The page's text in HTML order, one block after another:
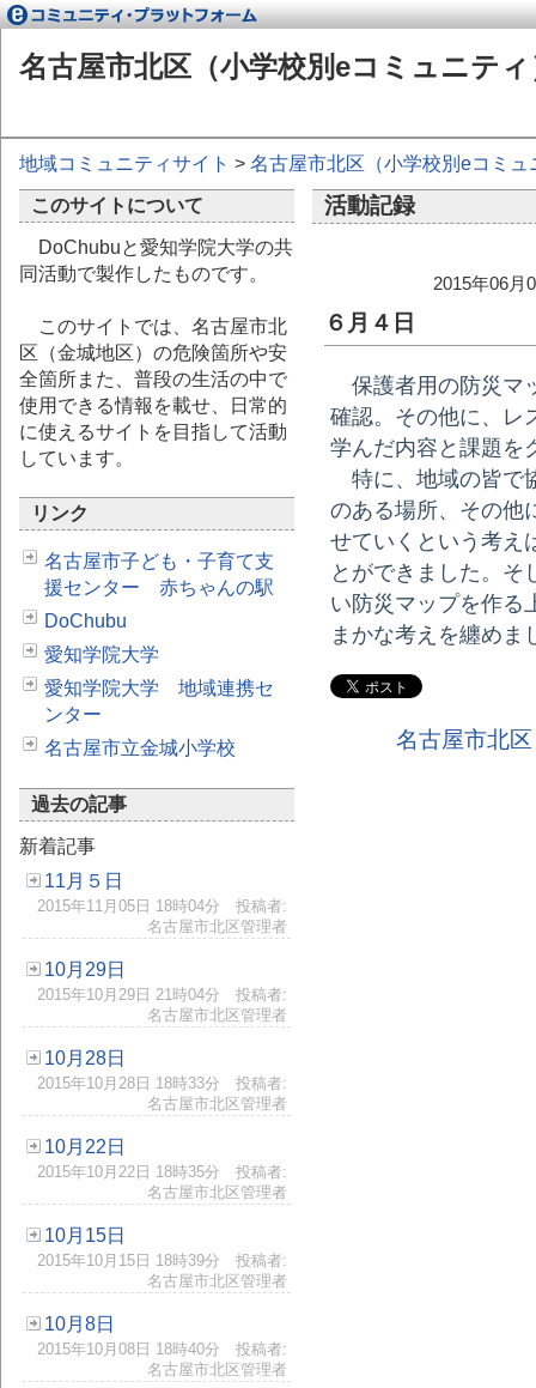
名古屋市北区（小学校別eコミュニティ
地域コミュニティサイト > 名古屋市北区（小学校別eコミュ
このサイトについて
DoChubuと愛知学院大学の共
同活動で製作したものです。
このサイトでは、名古屋市北
区（金城地区）の危険箇所や安
全箇所また、普段の生活の中で
使用できる情報を載せ、日常的
に使えるサイトを目指して活動
しています。
リンク
名古屋市子ども・子育て支
援センター 赤ちゃんの駅
DoChubu
愛知学院大学
愛知学院大学 地域連携セ
ンター
名古屋市立金城小学校
過去の記事
新着記事
11月５日
2015年11月05日 18時04分 投稿者:
名古屋市北区管理者
10月29日
2015年10月29日 21時04分 投稿者:
名古屋市北区管理者
10月28日
2015年10月28日 18時33分 投稿者:
名古屋市北区管理者
10月22日
2015年10月22日 18時35分 投稿者:
名古屋市北区管理者
10月15日
2015年10月15日 18時39分 投稿者:
名古屋市北区管理者
10月8日
2015年10月08日 18時40分 投稿者:
名古屋市北区管理者
活動記録
2015年06
６月４日
保護者用の防災マ
確認。その他に、レ
学んだ内容と課題を
特に、地域の皆で
のある場所、その他
せていくという考え
とができました。そ
い防災マップを作る
まかな考えを纏めま
名古屋市北